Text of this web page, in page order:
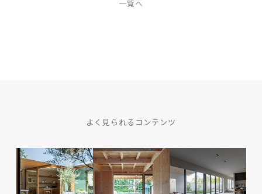
一覧へ
よく見られるコンテンツ